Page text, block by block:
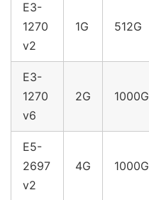
E3-
1270
v2
1G 512G
E3-
1270
v6
2G 1000G
E5-
2697
v2
4G 1000G